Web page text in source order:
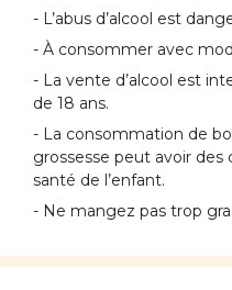
- L’abus d’alcool est
- À consommer avec
- La vente d’alcool est
de 18 ans.
- La consommation de
grossesse peut avoir des
santé de l’enfant.
- Ne mangez pas trop